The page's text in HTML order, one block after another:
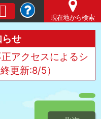
現在地から検索
せ
アクセスによるシ
更新:8/5）